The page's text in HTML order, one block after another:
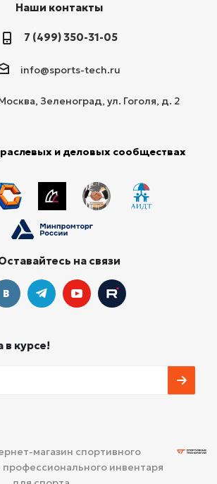
Наши контакты
7 (499) 350-31-05
info@sports-tech.ru
Зеленоград, ул. Гоголя, д. 2
и деловых сообществах
на связи
в курсе!
магазин спортивного
инвентаря